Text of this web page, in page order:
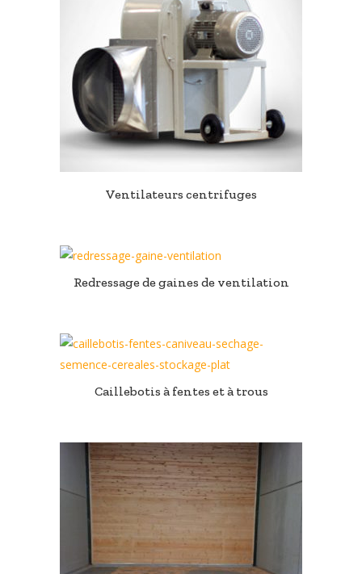
Ventilateurs centrifuges
Redressage de gaines de ventilation
Caillebotis à fentes et à trous